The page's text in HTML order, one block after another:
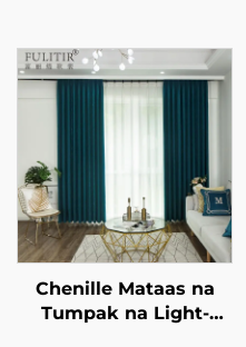
Chenille Mataas na
Tumpak na Light-